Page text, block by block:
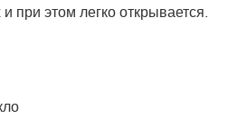
при этом легко открывается.